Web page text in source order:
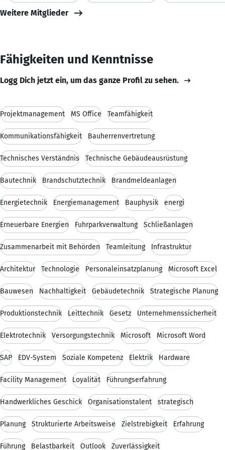
Weitere Mitglieder
Fähigkeiten und Kenntnisse
Logg Dich jetzt ein, um das ganze Profil zu sehen.
Projektmanagement MS Office Teamfähigkeit
Kommunikationsfähigkeit Bauherrenvertretung
Technisches Verständnis Technische Gebäudeausrüstung
Bautechnik Brandschutztechnik Brandmeldeanlagen
Energietechnik Energiemanagement Bauphysik energi
Erneuerbare Energien Fuhrparkverwaltung Schließanlagen
Zusammenarbeit mit Behörden Teamleitung Infrastruktur
Architektur Technologie Personaleinsatzplanung Microsoft Excel
Bauwesen Nachhaltigkeit Gebäudetechnik Strategische Planung
Produktionstechnik Leittechnik Gesetz Unternehmenssicherheit
Elektrotechnik Versorgungstechnik Microsoft Microsoft Word
SAP EDV-System Soziale Kompetenz Elektrik Hardware
Facility Management Loyalität Führungserfahrung
Handwerkliches Geschick Organisationstalent strategisch
Planung Strukturierte Arbeitsweise Zielstrebigkeit Erfahrung
Führung Belastbarkeit Outlook Zuverlässigkeit